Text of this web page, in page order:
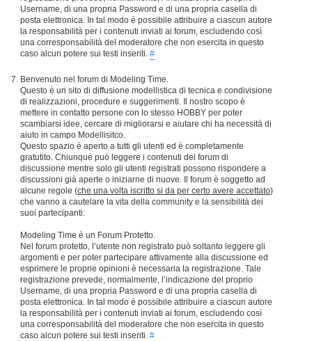
Username, di una propria Password e di una propria casella di
posta elettronica. In tal modo è possibile attribuire a ciascun autore
la responsabilità per i contenuti inviati ai forum, escludendo così
una corresponsabilità del moderatore che non esercita in questo
caso alcun potere sui testi inseriti. #
Benvenuto nel forum di Modeling Time.
Questo è un sito di diffusione modellistica di tecnica e condivisione
di realizzazioni, procedure e suggerimenti. Il nostro scopo è
mettere in contatto persone con lo stesso HOBBY per poter
scambiarsi idee, cercare di migliorarsi e aiutare chi ha necessità di
aiuto in campo Modellisitco.
Questo spazio è aperto a tutti gli utenti ed è completamente
gratutito. Chiunque può leggere i contenuti del forum di
discussione mentre solo gli utenti registrati possono rispondere a
discussioni già aperte o iniziarne di nuove. Il forum è soggetto ad
alcune regole (che una volta iscritto si da per certo avere accettato)
che vanno a cautelare la vita della community e la sensibilità dei
suoi partecipanti:
Modeling Time è un Forum Protetto.
Nel forum protetto, l’utente non registrato può soltanto leggere gli
argomenti e per poter partecipare attivamente alla discussione ed
esprimere le proprie opinioni è necessaria la registrazione. Tale
registrazione prevede, normalmente, l’indicazione del proprio
Username, di una propria Password e di una propria casella di
posta elettronica. In tal modo è possibile attribuire a ciascun autore
la responsabilità per i contenuti inviati ai forum, escludendo così
una corresponsabilità del moderatore che non esercita in questo
caso alcun potere sui testi inseriti. #